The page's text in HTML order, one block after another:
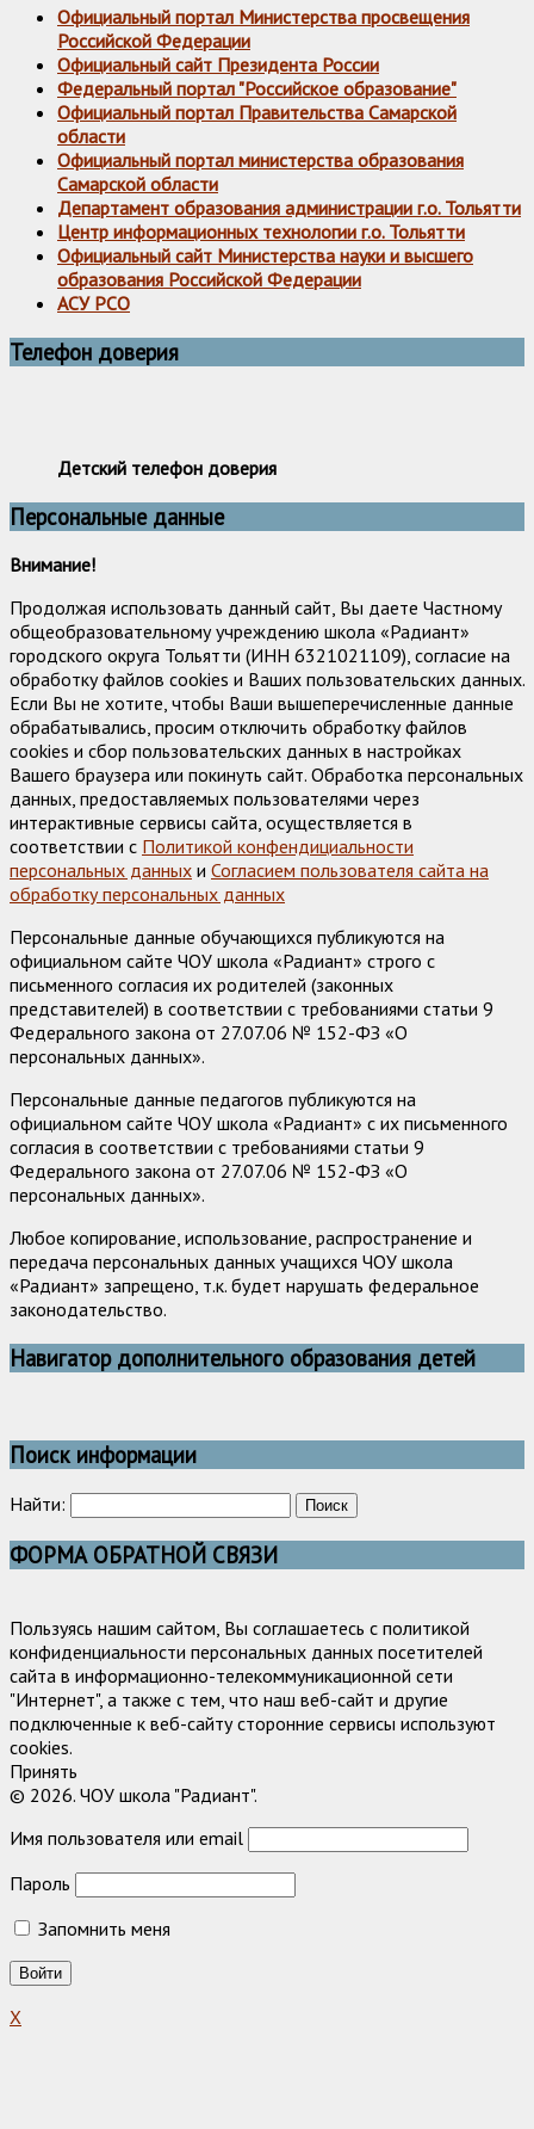
Официальный портал Министерства просвещения
Российской Федерации
Официальный сайт Президента России
Федеральный портал "Российское образование"
Официальный портал Правительства Самарской
области
Официальный портал министерства образования
Самарской области
Департамент образования администрации г.о. Тольятти
Центр информационных технологии г.о. Тольятти
Официальный сайт Министерства науки и высшего
образования Российской Федерации
АСУ РСО
Телефон доверия
Детский телефон доверия
Персональные данные
Внимание!
Продолжая использовать данный сайт, Вы даете Частному
общеобразовательному учреждению школа «Радиант»
городского округа Тольятти (ИНН 6321021109), согласие на
обработку файлов cookies и Ваших пользовательских данных.
Если Вы не хотите, чтобы Ваши вышеперечисленные данные
обрабатывались, просим отключить обработку файлов
cookies и сбор пользовательских данных в настройках
Вашего браузера или покинуть сайт. Обработка персональных
данных, предоставляемых пользователями через
интерактивные сервисы сайта, осуществляется в
соответствии с Политикой конфендициальности
персональных данных и Согласием пользователя сайта на
обработку персональных данных
Персональные данные обучающихся публикуются на
официальном сайте ЧОУ школа «Радиант» строго с
письменного согласия их родителей (законных
представителей) в соответствии с требованиями статьи 9
Федерального закона от 27.07.06 № 152-ФЗ «О
персональных данных».
Персональные данные педагогов публикуются на
официальном сайте ЧОУ школа «Радиант» с их письменного
согласия в соответствии с требованиями статьи 9
Федерального закона от 27.07.06 № 152-ФЗ «О
персональных данных».
Любое копирование, использование, распространение и
передача персональных данных учащихся ЧОУ школа
«Радиант» запрещено, т.к. будет нарушать федеральное
законодательство.
Навигатор дополнительного образования детей
Поиск информации
Найти:
ФОРМА ОБРАТНОЙ СВЯЗИ
Пользуясь нашим сайтом, Вы соглашаетесь с политикой
конфиденциальности персональных данных посетителей
сайта в информационно-телекоммуникационной сети
"Интернет", а также с тем, что наш веб-сайт и другие
подключенные к веб-сайту сторонние сервисы используют
cookies.
Принять
© 2026. ЧОУ школа "Радиант".
Имя пользователя или email
Пароль
Запомнить меня
X